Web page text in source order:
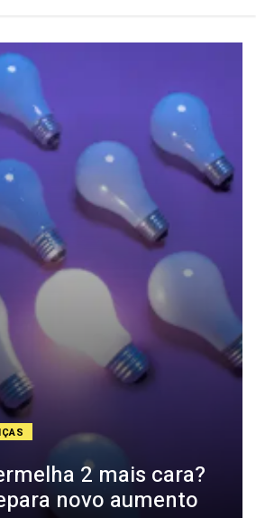
2 mais cara?
novo aumento